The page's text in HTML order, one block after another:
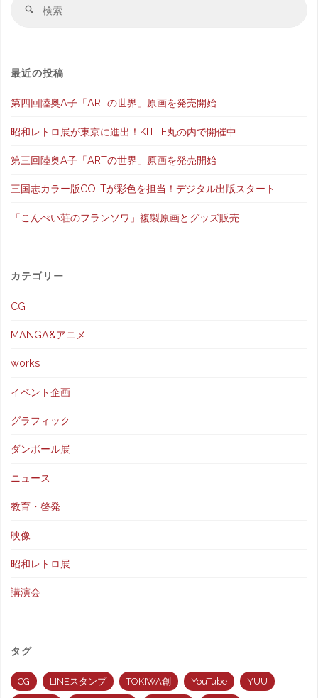
検
最近の投稿
第四回陸奥A子「ARTの世界」原画を発売開始
昭和レトロ展が東京に進出！KITTE丸の内で開催中
第三回陸奥A子「ARTの世界」原画を発売開始
三国志カラー版COLTが彩色を担当！デジタル出版スタート
「こんぺい荘のフランソワ」複製原画とグッズ販売
カテゴリー
CG
MANGA&アニメ
works
イベント企画
グラフィック
ダンボール展
ニュース
教育・啓発
映像
昭和レトロ展
講演会
タグ
CG LINEスタンプ TOKIWA創 YouTube YUU